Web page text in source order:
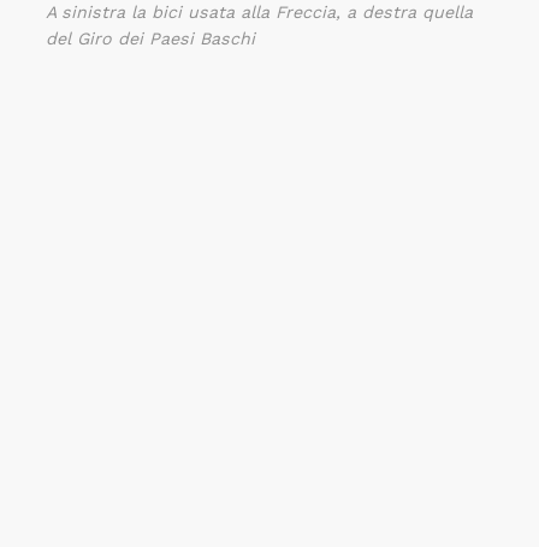
A sinistra la bici usata alla Freccia, a destra quella
del Giro dei Paesi Baschi